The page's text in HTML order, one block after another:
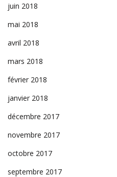
juin 2018
mai 2018
avril 2018
mars 2018
février 2018
janvier 2018
décembre 2017
novembre 2017
octobre 2017
septembre 2017